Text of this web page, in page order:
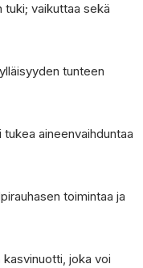
tuki; vaikuttaa sekä
tunteen
aineenvaihduntaa
toimintaa ja
joka voi